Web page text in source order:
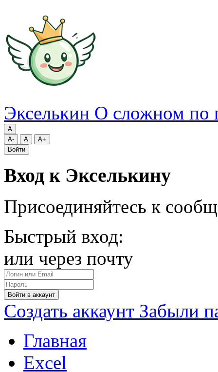
Экселькин О сложном по
A
A-
A
A+
Войти
Вход к Экселькину
Присоединяйтесь к
Быстрый вход:
или через почту
Войти в аккаунт
Создать аккаунт Забыли
Главная
Excel